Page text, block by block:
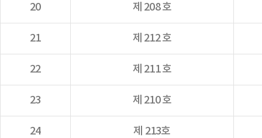
20 제 208 호
21 제 212 호
22 제 211 호
23 제 210 호
24 제 213호